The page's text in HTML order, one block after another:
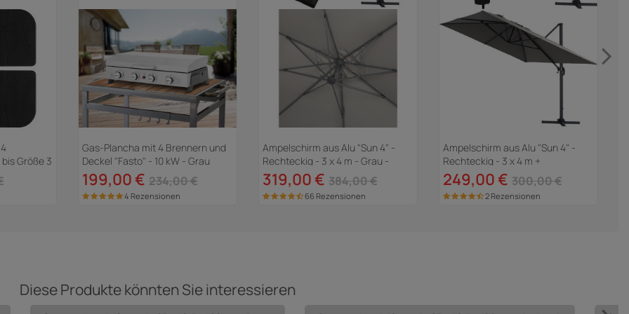
Größe 3
Gas-Plancha mit 4 Brennern und
Deckel "Fasto" - 10 kW - Grau
199,00 € 234,00 €
4 Rezensionen
Ampelschirm aus Alu "Sun 4" -
Rechteckig - 3 x 4 m - Grau -
Platten zur Beschwerung
inbegriffen
319,00 € 384,00 €
66 Rezensionen
Ampelschirm aus Alu "Sun 4" -
Rechteckig - 3 x 4 m +
Schutzhülle - Grau
249,00 € 300,00 €
2 Rezensionen
Diese Produkte könnten Sie interessieren